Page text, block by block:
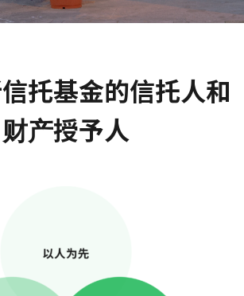
托基金的信托人和
财产授予人